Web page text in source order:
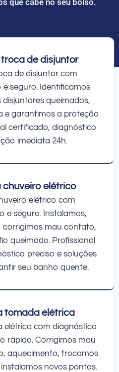
de disjuntor
de disjuntor com
seguro. Identificamos
queimados,
e garantimos a proteção
certificado, diagnóstico
imediata 24h.
chuveiro elétrico
elétrico com
e seguro. Instalamos,
corrigimos mau contato,
queimado. Profissional
preciso e soluções
seu banho quente.
tomada elétrica
elétrica com diagnóstico
rápido. Corrigimos mau
aquecimento, trocamos
novos pontos.